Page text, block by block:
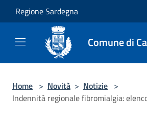
Salta al contenuto principale
Regione Sardegna
Comune di
Home > Novità > Notizie >
Indennità regionale fibromialgia: